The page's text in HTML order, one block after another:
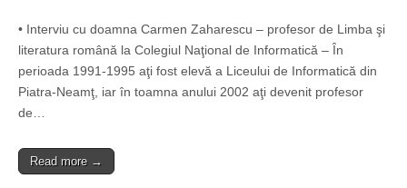
• Interviu cu doamna Carmen Zaharescu – profesor de Limba şi
literatura română la Colegiul Naţional de Informatică – În
perioada 1991-1995 aţi fost elevă a Liceului de Informatică din
Piatra-Neamţ, iar în toamna anului 2002 aţi devenit profesor
de…
Read more →